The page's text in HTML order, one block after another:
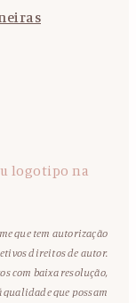
logotipo na
que tem autorização
direitos de autor.
com baixa resolução,
qualidade que possam